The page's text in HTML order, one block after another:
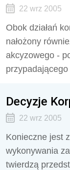
22 wrz 2005
Obok działań
nałożony
akcyzowego -
Decyzje
22 wrz 2005
Konieczne jest
wykonywania
twierdzą